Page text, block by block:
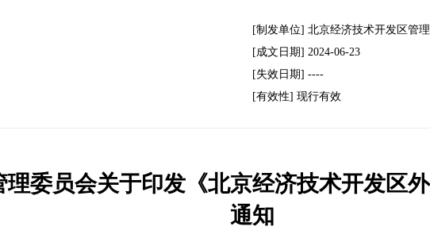
[制发单位] 北京经济技术开发区管
[成文日期] 2024-06-23
[失效日期] ----
[有效性] 现行有效
委员会关于印发《北京经济技术开发区
通知